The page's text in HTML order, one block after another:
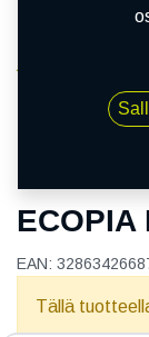
165/65R14
ECOPIA
EAN:
Tällä